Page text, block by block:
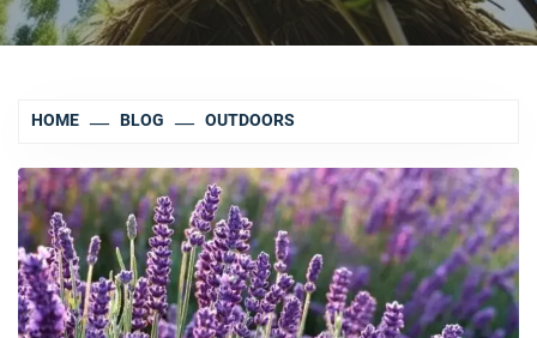
HOME BLOG OUTDOORS